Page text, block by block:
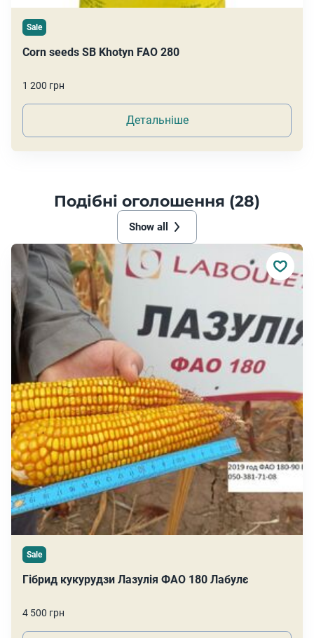
Sale
Corn seeds SB Khotyn FAO 280
1 200 грн
Детальніше
Подібні оголошення (28)
Show all
Sale
Гібрид кукурудзи Лазулія ФАО 180 Лабулє
4 500 грн